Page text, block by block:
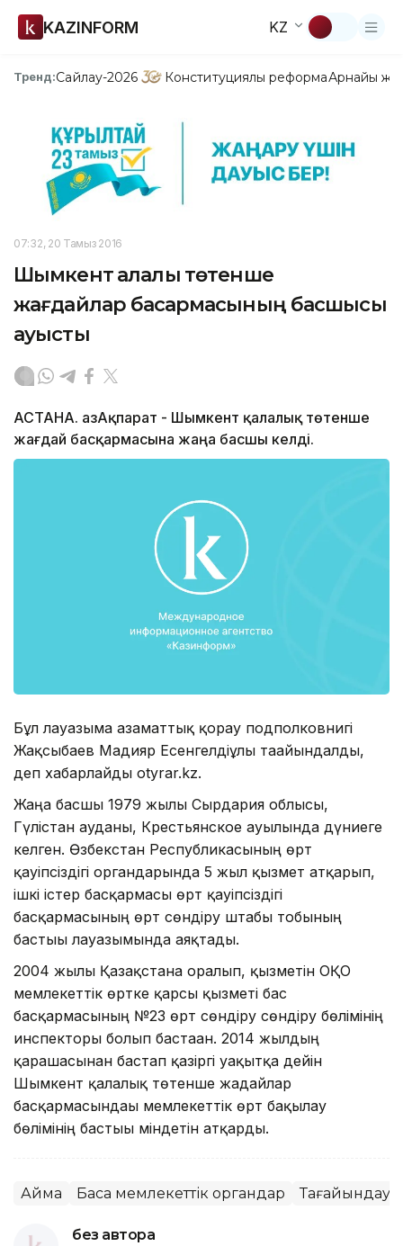
KAZINFORM KZ
Тренд:Сайлау-2026 Конституциялық реформаАрнайы
07:32, 20 Тамыз 2016
Шымкент қалалық төтенше
жағдайлар басқармасының басшысы
ауысты
АСТАНА. ҚазАқпарат - Шымкент қалалық төтенше
жағдай басқармасына жаңа басшы келді.
Бұл лауазымға азаматтық қорғау подполковнигі
Жақсыбаев Мадияр Есенгелдіұлы тағайындалды,
деп хабарлайды otyrar.kz.
Жаңа басшы 1979 жылы Сырдария облысы,
Гүлістан ауданы, Крестьянское ауылында дүниеге
келген. Өзбекстан Республикасының өрт
қауіпсіздігі органдарында 5 жыл қызмет атқарып,
ішкі істер басқармасы өрт қауіпсіздігі
басқармасының өрт сөндіру штабы тобының
бастығы лауазымында аяқтады.
2004 жылы Қазақстанға оралып, қызметін ОҚО
мемлекеттік өртке қарсы қызметі бас
басқармасының №23 өрт сөндіру сөндіру бөлімінің
инспекторы болып бастаған. 2014 жылдың
қарашасынан бастап қазіргі уақытқа дейін
Шымкент қалалық төтенше жағдайлар
басқармасындағы мемлекеттік өрт бақылау
бөлімінің бастығы міндетін атқарды.
Аймақ Басқа мемлекеттік органдар Тағайындау
без автора